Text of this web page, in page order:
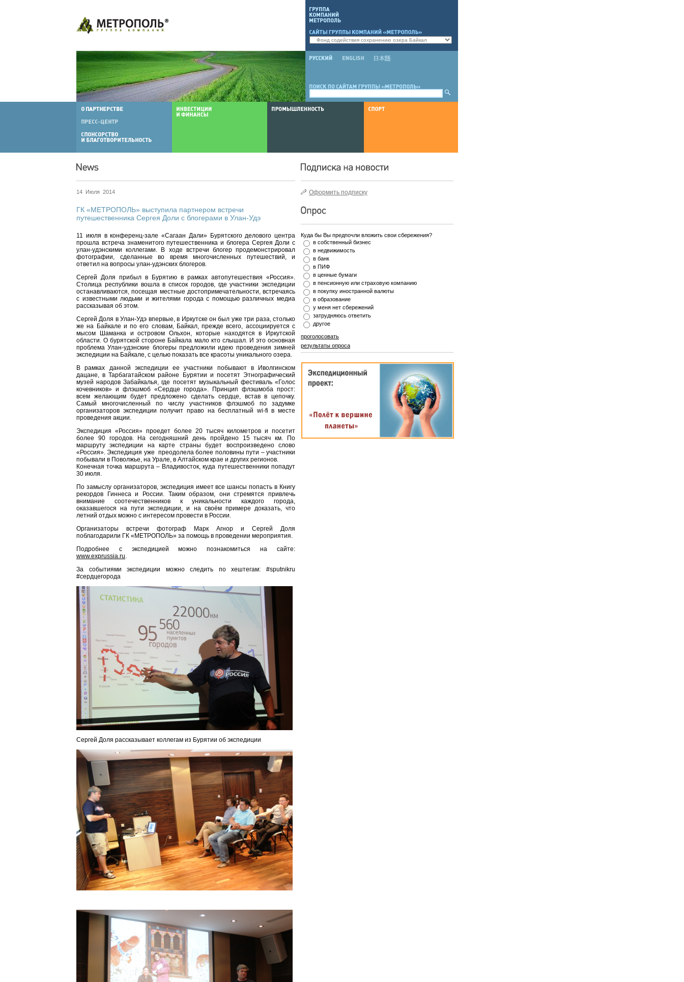
14 Июля 2014
ГК «МЕТРОПОЛЬ» выступила партнером встречи
путешественника Сергея Доли с блогерами в Улан-Удэ
11 июля в конференц-зале «Сагаан Дали» Бурятского делового центра
прошла встреча знаменитого путешественника и блогера Сергея Доли с
улан-удэнскими коллегами. В ходе встречи блогер продемонстрировал
фотографии, сделанные во время многочисленных путешествий, и
ответил на вопросы улан-удэнских блогеров.
Сергей Доля прибыл в Бурятию в рамках автопутешествия «Россия».
Столица республики вошла в список городов, где участники экспедиции
останавливаются, посещая местные достопримечательности, встречаясь
с известными людьми и жителями города с помощью различных медиа
рассказывая об этом.
Сергей Доля в Улан-Удэ впервые, в Иркутске он был уже три раза, столько
же на Байкале и по его словам, Байкал, прежде всего, ассоциируется с
мысом Шаманка и островом Ольхон, которые находятся в Иркутской
области. О бурятской стороне Байкала мало кто слышал. И это основная
проблема Улан-удэнские блогеры предложили идею проведения зимней
экспедиции на Байкале, с целью показать все красоты уникального озера.
В рамках данной экспедиции ее участники побывают в Иволгинском
дацане, в Тарбагатайском районе Бурятии и посетят Этнографический
музей народов Забайкалья, где посетят музыкальный фестиваль «Голос
кочевников» и флэшмоб «Сердце города». Принцип флэшмоба прост:
всем желающим будет предложено сделать сердце, встав в цепочку.
Самый многочисленный по числу участников флэшмоб по задумке
организаторов экспедиции получит право на бесплатный wi-fi в месте
проведения акции.
Экспедиция «Россия» проедет более 20 тысяч километров и посетит
более 90 городов. На сегодняшний день пройдено 15 тысяч км. По
маршруту экспедиции на карте страны будет воспроизведено слово
«Россия». Экспедиция уже преодолела более половины пути – участники
побывали в Поволжье, на Урале, в Алтайском крае и других регионов.
Конечная точка маршрута – Владивосток, куда путешественники попадут
30 июля.
По замыслу организаторов, экспедиция имеет все шансы попасть в Книгу
рекордов Гиннеса и России. Таким образом, они стремятся привлечь
внимание соотечественников к уникальности каждого города,
оказавшегося на пути экспедиции, и на своём примере доказать, что
летний отдых можно с интересом провести в России.
Организаторы встречи фотограф Марк Агнор и Сергей Доля
поблагодарили ГК «МЕТРОПОЛЬ» за помощь в проведении мероприятия.
Подробнее с экспедицией можно познакомиться на сайте:
www.exprussia.ru.
За событиями экспедиции можно следить по хештегам: #sputnikru
#сердцегорода
Сергей Доля рассказывает коллегам из Бурятии об экспедиции
Оформить подписку
Куда бы Вы предпочли вложить свои сбережения?
в собственный бизнес
в недвижимость
в банк
в ПИФ
в ценные бумаги
в пенсионную или страховую компанию
в покупку иностранной валюты
в образование
у меня нет сбережений
затрудняюсь ответить
другое
проголосовать
результаты опроса